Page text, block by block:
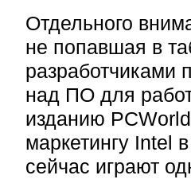
Отдельного
не попавшая в
разработчиками
над ПО для
изданию
маркетингу Intel
сейчас играют